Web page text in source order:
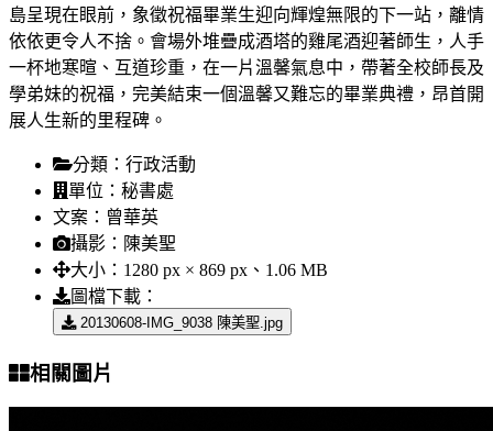
島呈現在眼前，象徵祝福畢業生迎向輝煌無限的下一站，離情
依依更令人不捨。會場外堆疊成酒塔的雞尾酒迎著師生，人手
一杯地寒暄、互道珍重，在一片溫馨氣息中，帶著全校師長及
學弟妹的祝福，完美結束一個溫馨又難忘的畢業典禮，昂首開
展人生新的里程碑。
分類： 行政活動
單位： 秘書處
文案： 曾華英
攝影： 陳美聖
大小： 1280 px × 869 px、1.06 MB
圖檔下載：
20130608-IMG_9038 陳美聖.jpg
相關圖片